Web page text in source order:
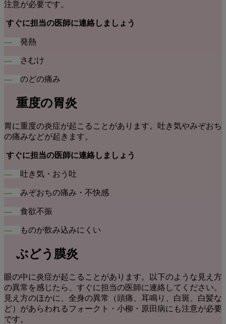
注意が必要です。
すぐに担当の医師に連絡しましょう
― 発熱
― さむけ
― のどの痛み
重度の胃炎
胃に重度の炎症が起こることがあります。吐き気やみぞおち
の痛みなどが起きます。
すぐに担当の医師に連絡しましょう
― 吐き気・おう吐
― みぞおちの痛み・不快感
― 食欲不振
― ものが飲み込みにくい
ぶどう膜炎
眼の中に炎症が起こることがあります。以下のような見え方
の異常を感じたら、すぐに担当の医師に連絡してください。
見え方のほかに、全身の異常（頭痛、耳鳴り、白斑、白髪な
ど）があらわれるフォークト・小柳・原田病にも注意が必要
です。